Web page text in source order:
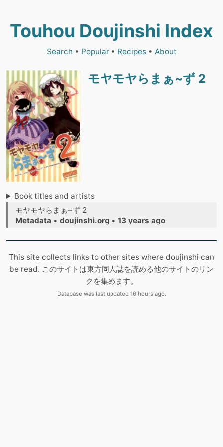
Touhou Doujinshi Index
Search • Popular• Recipes• About
モヤモヤらまぁ~ず 2
Book titles and artists
モヤモヤらまぁ~ず 2
Metadata • doujinshi.org • 13 years ago
This site collects links to other sites where doujinshi can
be read. このサイトは東方同人誌を読める他のサイトのリン
クを集めます。
Database was last updated 16 hours ago.